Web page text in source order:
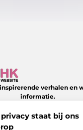
staat bij ons
verhalen en
informatie.
slimme tips tot
te vinden op NVHK.nl.